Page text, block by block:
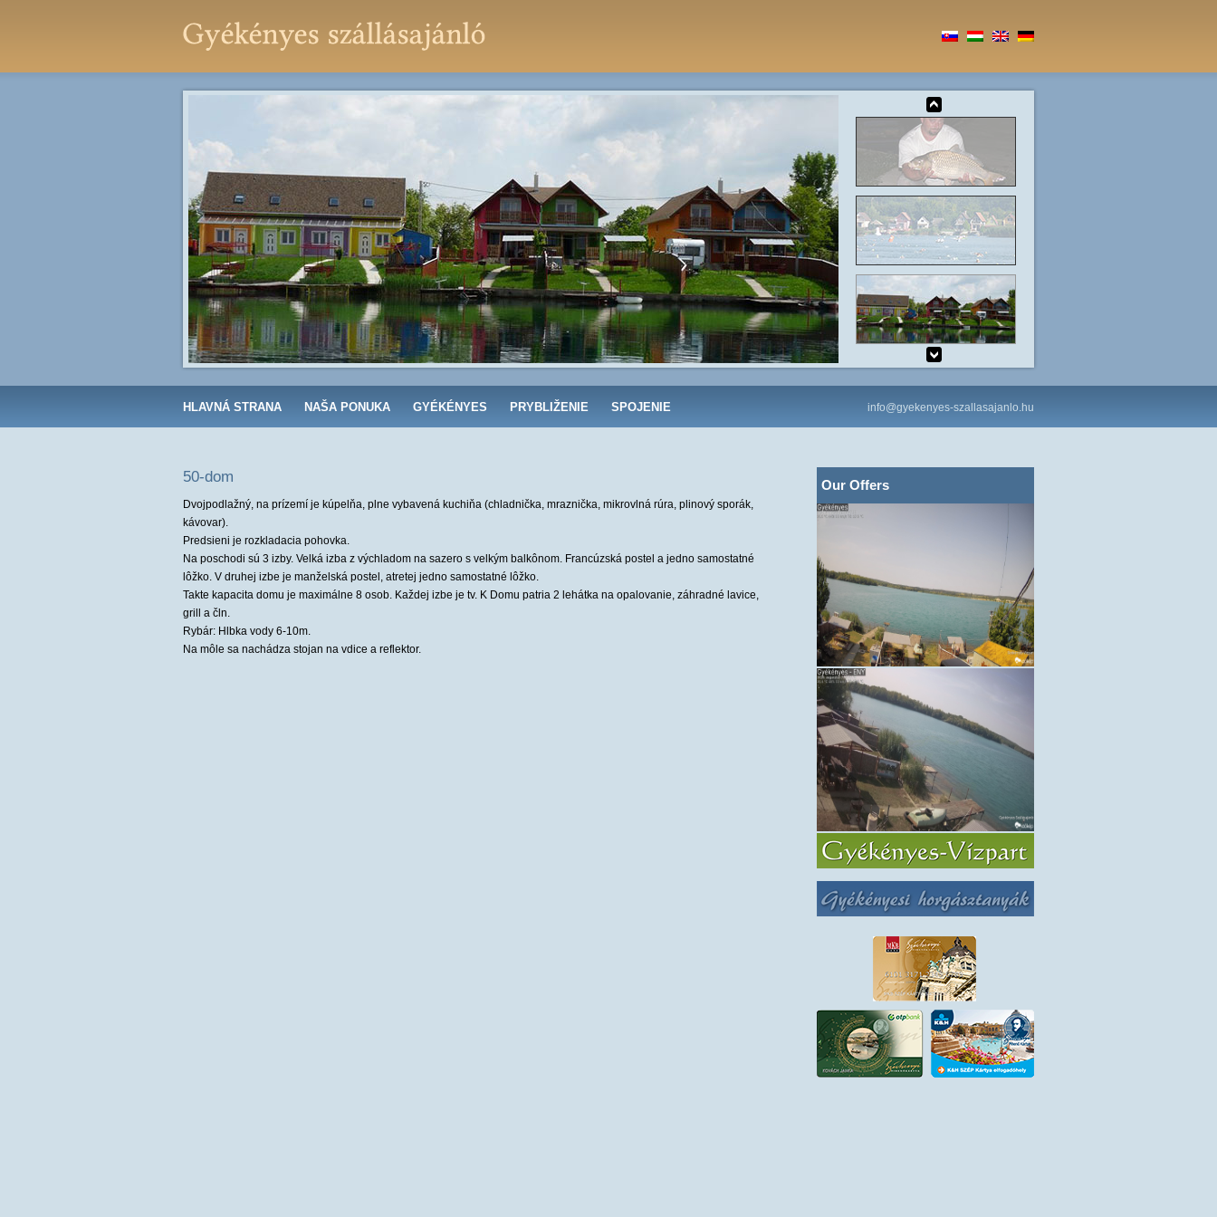
HLAVNÁ STRANA NAŠA PONUKA GYÉKÉNYES PRYBLIŽENIE SPOJENIE info@gyekenyes-szallasajanlo.hu
50-dom
Dvojpodlažný, na prízemí je kúpelňa, plne vybavená kuchiňa (chladnička, mraznička, mikrovlná rúra, plinový sporák,
kávovar).
Predsieni je rozkladacia pohovka.
Na poschodi sú 3 izby. Velká izba z výchladom na sazero s velkým balkônom. Francúzská postel a jedno samostatné
lôžko. V druhej izbe je manželská postel, atretej jedno samostatné lôžko.
Takte kapacita domu je maximálne 8 osob. Každej izbe je tv. K Domu patria 2 lehátka na opalovanie, záhradné lavice,
grill a čln.
Rybár: Hlbka vody 6-10m.
Na môle sa nachádza stojan na vdice a reflektor.
Our Offers